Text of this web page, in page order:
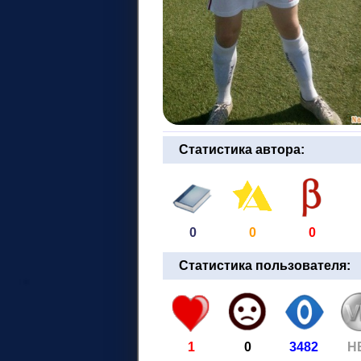
Статистика автора:
0 0 0
Статистика пользователя:
1 0 3482